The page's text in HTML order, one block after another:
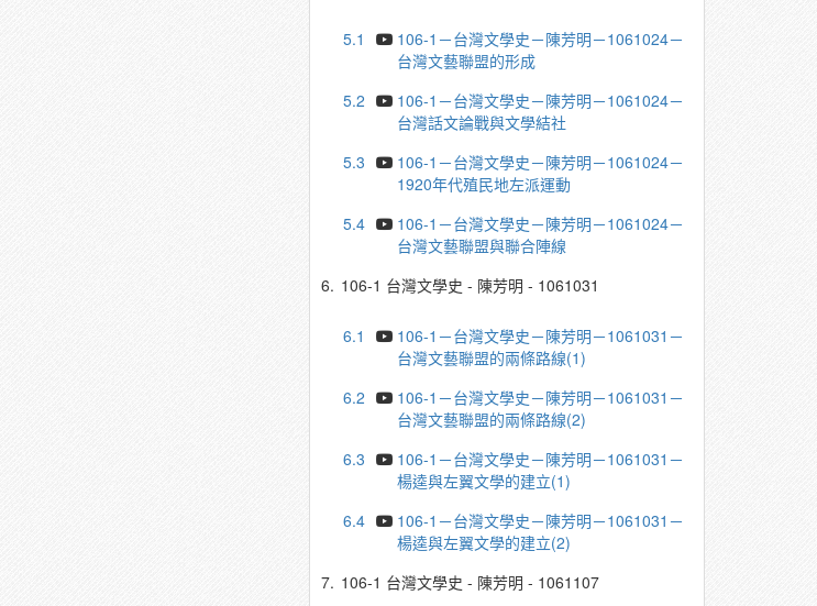
5.1
106-1－台灣文學史－陳芳明－1061024－
台灣文藝聯盟的形成
5.2
106-1－台灣文學史－陳芳明－1061024－
台灣話文論戰與文學結社
5.3
106-1－台灣文學史－陳芳明－1061024－
1920年代殖民地左派運動
5.4
106-1－台灣文學史－陳芳明－1061024－
台灣文藝聯盟與聯合陣線
6. 106-1 台灣文學史 - 陳芳明 - 1061031
6.1
106-1－台灣文學史－陳芳明－1061031－
台灣文藝聯盟的兩條路線(1)
6.2
106-1－台灣文學史－陳芳明－1061031－
台灣文藝聯盟的兩條路線(2)
6.3
106-1－台灣文學史－陳芳明－1061031－
楊逵與左翼文學的建立(1)
6.4
106-1－台灣文學史－陳芳明－1061031－
楊逵與左翼文學的建立(2)
7. 106-1 台灣文學史 - 陳芳明 - 1061107